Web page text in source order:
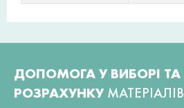
ДОПОМОГА У ВИБОРІ ТА
РОЗРАХУНКУ МАТЕРІАЛІВ